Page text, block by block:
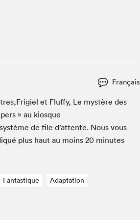
Hydro-Québec
littéraire international Metropolis
Français
et Fluffy, Le mys­tère des
» au kiosque
de file d’at­tente. Nous vous
plus haut au moins 20 min­utes
Fantastique Adaptation